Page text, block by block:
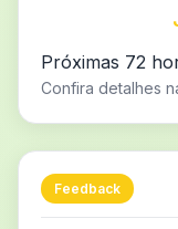
Próximas 72
Confira detalhes
Feedback